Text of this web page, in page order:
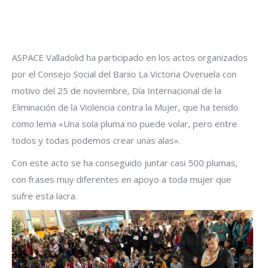
ASPACE Valladolid ha participado en los actos organizados
por el Consejo Social del Bariio La Victoria Overuela con
motivo del 25 de noviembre, Día Internacional de la
Eliminación de la Violencia contra la Mujer, que ha tenido
como lema «Una sola pluma no puede volar, pero entre
todos y todas podemos crear unas alas».
Con este acto se ha conseguido juntar casi 500 plumas,
con frases muy diferentes en apoyo a toda mujer que
sufre esta lacra.